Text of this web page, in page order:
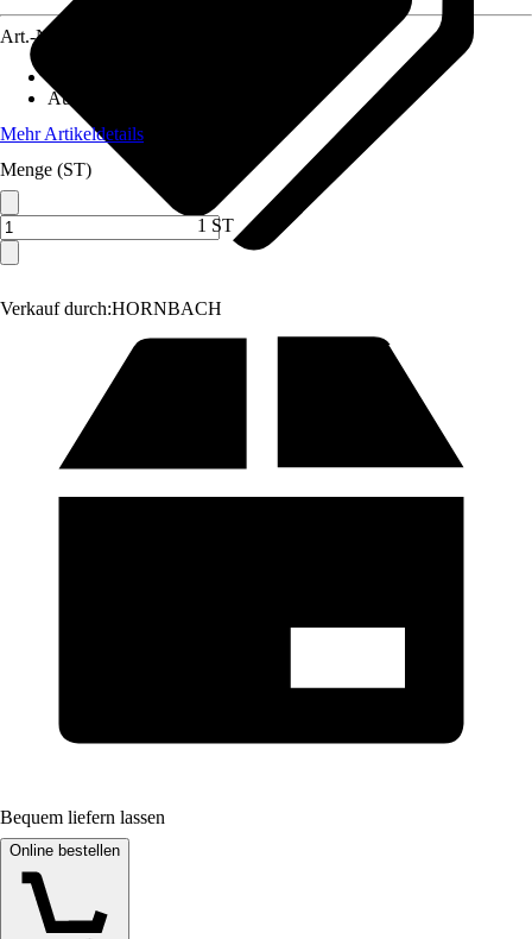
Verkauf durch:HORNBACH
Art.-Nr.
Ausführung
Mehr Artikeldetails
Menge (ST)
1 ST
Bequem liefern lassen
Online bestellen